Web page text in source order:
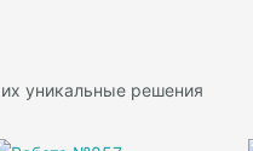
уникальные решения